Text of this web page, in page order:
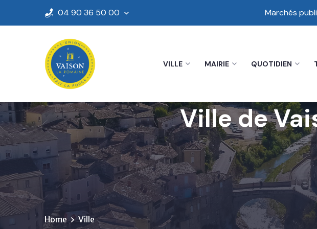
04 90 36 50 00 Marchés
VILLE MAIRIE QUOTIDIEN
Ville de
Home Ville